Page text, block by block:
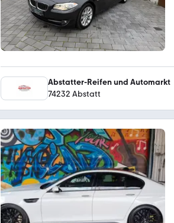
Abstatter-Reifen und Automarkt
74232 Abstatt